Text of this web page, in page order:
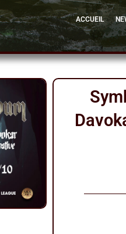
ACCUEIL